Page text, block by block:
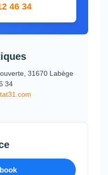
46 34
31670 Labège
34